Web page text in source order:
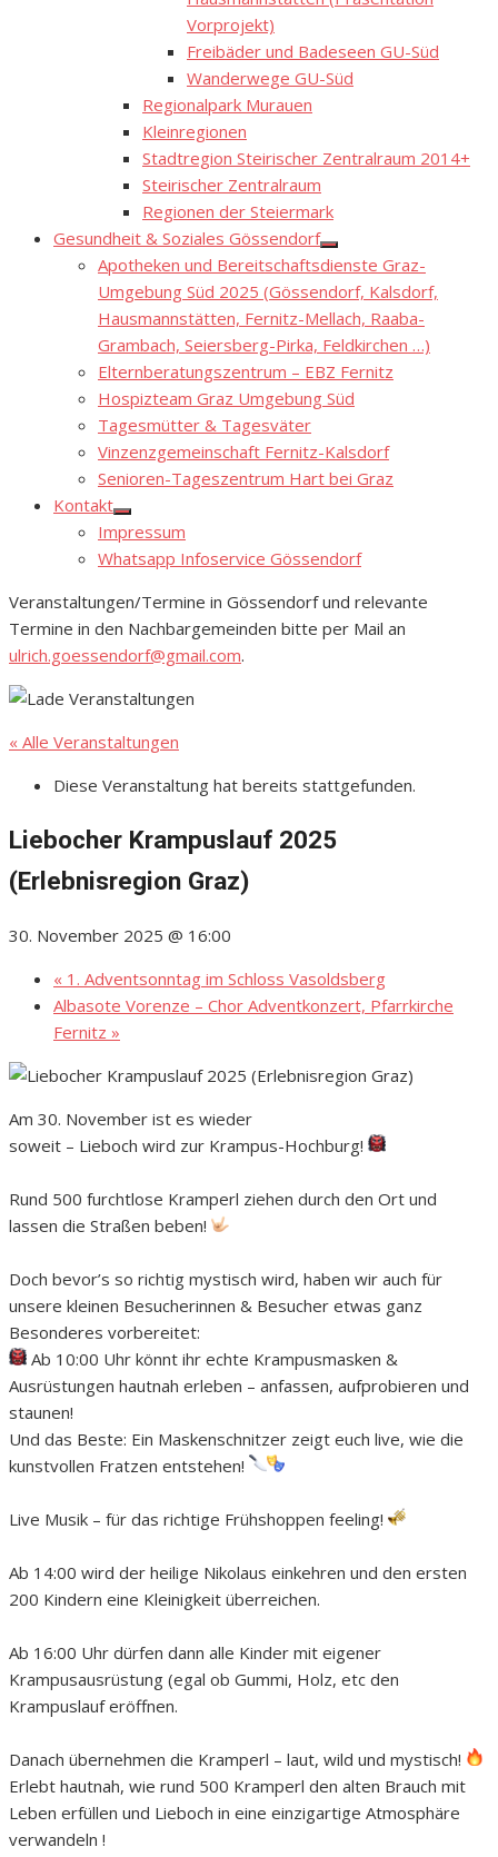
Vorprojekt)
Freibäder und Badeseen GU-Süd
Wanderwege GU-Süd
Regionalpark Murauen
Kleinregionen
Stadtregion Steirischer Zentralraum 2014+
Steirischer Zentralraum
Regionen der Steiermark
Gesundheit & Soziales Gössendorf
Show
sub
menu
Apotheken und Bereitschaftsdienste Graz-
Umgebung Süd 2025 (Gössendorf, Kalsdorf,
Hausmannstätten, Fernitz-Mellach, Raaba-
Grambach, Seiersberg-Pirka, Feldkirchen …)
Elternberatungszentrum – EBZ Fernitz
Hospizteam Graz Umgebung Süd
Tagesmütter & Tagesväter
Vinzenzgemeinschaft Fernitz-Kalsdorf
Senioren-Tageszentrum Hart bei Graz
Kontakt
Show
sub
menu
Impressum
Whatsapp Infoservice Gössendorf
Veranstaltungen/Termine in Gössendorf und relevante
Termine in den Nachbargemeinden bitte per Mail an
ulrich.goessendorf@gmail.com.
« Alle Veranstaltungen
Diese Veranstaltung hat bereits stattgefunden.
Liebocher Krampuslauf 2025
(Erlebnisregion Graz)
30. November 2025 @ 16:00
« 1. Adventsonntag im Schloss Vasoldsberg
Albasote Vorenze – Chor Adventkonzert, Pfarrkirche
Fernitz »
Am 30. November ist es wieder
soweit – Lieboch wird zur Krampus-Hochburg!
Rund 500 furchtlose Kramperl ziehen durch den Ort und
lassen die Straßen beben!
Doch bevor’s so richtig mystisch wird, haben wir auch für
unsere kleinen Besucherinnen & Besucher etwas ganz
Besonderes vorbereitet:
Ab 10:00 Uhr könnt ihr echte Krampusmasken &
Ausrüstungen hautnah erleben – anfassen, aufprobieren und
staunen!
Und das Beste: Ein Maskenschnitzer zeigt euch live, wie die
kunstvollen Fratzen entstehen!
Live Musik – für das richtige Frühshoppen feeling!
Ab 14:00 wird der heilige Nikolaus einkehren und den ersten
200 Kindern eine Kleinigkeit überreichen.
Ab 16:00 Uhr dürfen dann alle Kinder mit eigener
Krampusausrüstung (egal ob Gummi, Holz, etc den
Krampuslauf eröffnen.
Danach übernehmen die Kramperl – laut, wild und mystisch!
Erlebt hautnah, wie rund 500 Kramperl den alten Brauch mit
Leben erfüllen und Lieboch in eine einzigartige Atmosphäre
verwandeln !